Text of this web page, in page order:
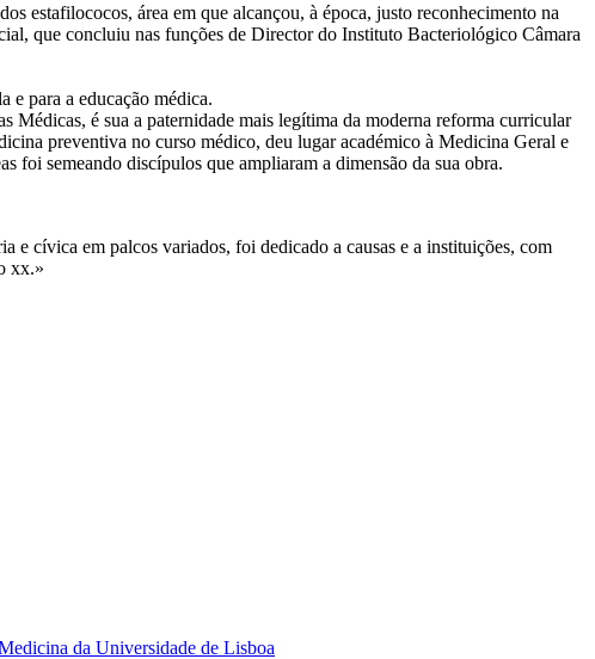
estafilococos, área em que alcançou, à época, justo reconhecimento na
que concluiu nas funções de Director do Instituto Bacteriológico Câmara
e para a educação médica.
Médicas, é sua a paternidade mais legítima da moderna reforma curricular
preventiva no curso médico, deu lugar académico à Medicina Geral e
foi semeando discípulos que ampliaram a dimensão da sua obra.
e cívica em palcos variados, foi dedicado a causas e a instituições, com
xx.»
da Universidade de Lisboa